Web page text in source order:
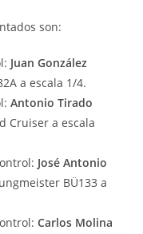
son:
Juan González
a escala 1/4.
Antonio Tirado
Cruiser a escala
José Antonio
BÜ133 a
Carlos Molina